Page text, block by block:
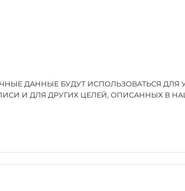
ДАННЫЕ БУДУТ ИСПОЛЬЗОВАТЬСЯ
И ДЛЯ ДРУГИХ ЦЕЛЕЙ, ОПИСАННЫХ В